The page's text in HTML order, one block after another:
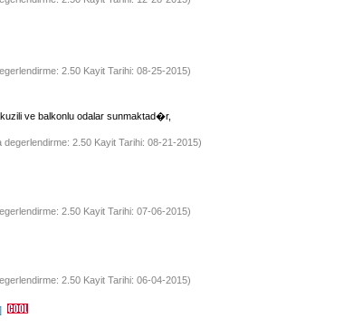
2.50 Kayit Tarihi: 08-25-2015)
ve balkonlu odalar sunmaktad�r,
2.50 Kayit Tarihi: 08-21-2015)
2.50 Kayit Tarihi: 07-06-2015)
2.50 Kayit Tarihi: 06-04-2015)